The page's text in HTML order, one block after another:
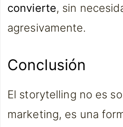
convierte, sin
agresivamente.
Conclusión
El storytelling no es
marketing, es una